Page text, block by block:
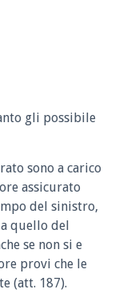
gli possibile
sono a carico
assicurato
del sinistro,
quello del
se non si e
provi che le
(att. 187).